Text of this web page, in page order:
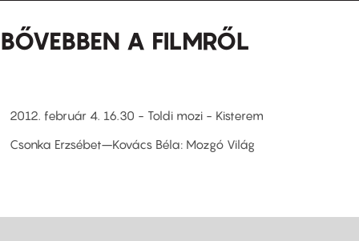
BŐVEBBEN A FILMRŐL
2012. február 4. 16.30 - Toldi mozi - Kisterem
Csonka Erzsébet–Kovács Béla: Mozgó Világ